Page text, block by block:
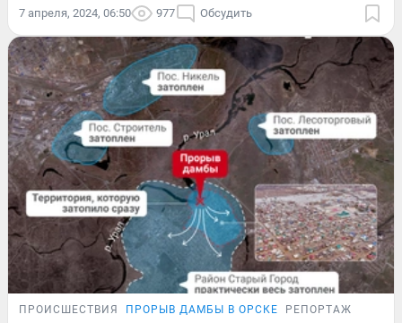
7 апреля, 2024, 06:50 977 Обсудить
ПРОИСШЕСТВИЯ ПРОРЫВ ДАМБЫ В ОРСКЕ РЕПОРТАЖ